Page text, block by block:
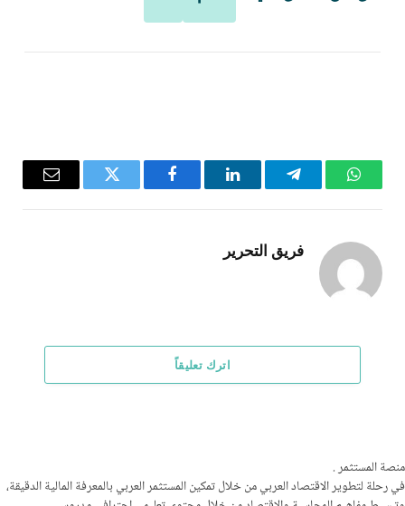
واتساب تيلقرام لينكدإن فيسبوك تويتر
البريد
فريق التحرير
اترك تعليقاً
منصة المستثمر.
في رحلة لتطوير الاقتصاد العربي من خلال تمكين المستثمر العربي بالمعرفة المالية الدقيقة،